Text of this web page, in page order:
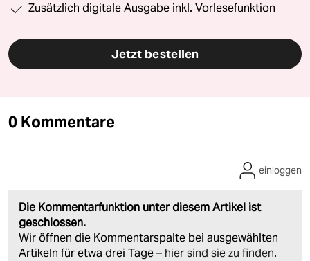
Zusätzlich digitale Ausgabe inkl. Vorlesefunktion
Jetzt bestellen
0 Kommentare
Die Kommentarfunktion unter diesem Artikel ist
geschlossen.
Wir öffnen die Kommentarspalte bei ausgewählten
Artikeln für etwa drei Tage – hier sind sie zu finden.
einloggen